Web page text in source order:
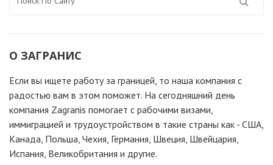
О ЗАГРАНИС
Если вы ищете работу за границей, то наша компания c
радостью вам в этом поможет. На сегодняшний день
компания Zagranis помогает с рабочими визами,
иммиграцией и трудоустройством в такие страны как - США,
Канада, Польша, Чехия, Германия, Швеция, Швейцария,
Испания, Великобритания и другие.